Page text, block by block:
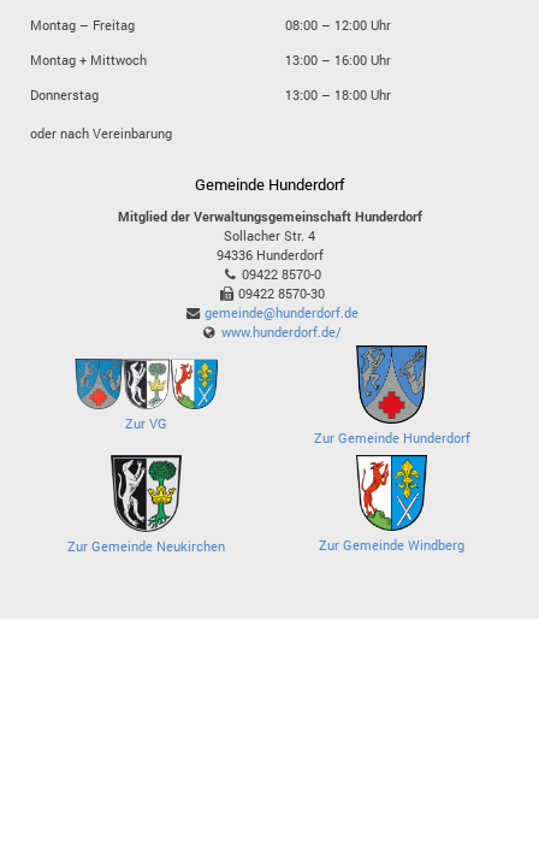
Montag – Freitag
08:00 – 12:00 Uhr
Montag + Mittwoch
13:00 – 16:00 Uhr
Donnerstag
13:00 – 18:00 Uhr
oder nach Vereinbarung
Gemeinde Hunderdorf
Mitglied der Verwaltungsgemeinschaft Hunderdorf
Sollacher Str. 4
94336 Hunderdorf
09422 8570-0
09422 8570-30
gemeinde@hunderdorf.de
www.hunderdorf.de/
Zur VG
Zur Gemeinde Hunderdorf
Zur Gemeinde Neukirchen Zur Gemeinde Windberg